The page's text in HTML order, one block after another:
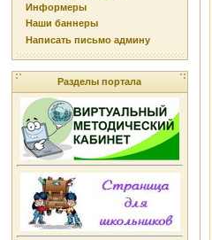
Информеры
Наши баннеры
Написать письмо админу
Разделы портала